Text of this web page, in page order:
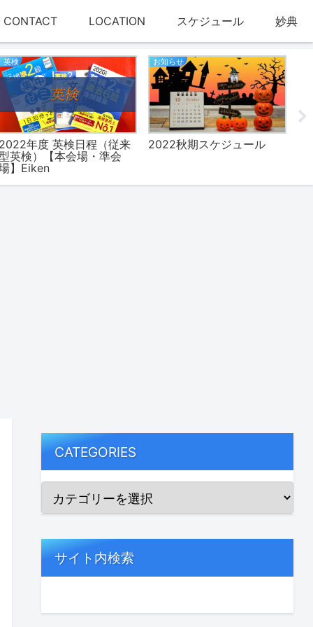
CONTACT LOCATION スケジュール 妙典
英検
年度 英検日程（従来
英検）【本会場・準会
】Eiken
お知らせ
2022秋期スケジュール
CATEGORIES
サイト内検索